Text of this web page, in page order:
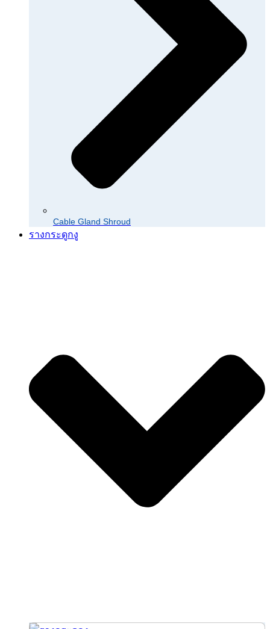
Cable Gland Shroud
รางกระดูกงู